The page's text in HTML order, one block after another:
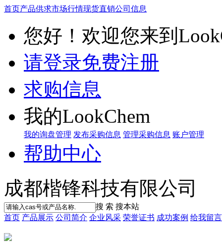
首页产品供求市场行情现货直销公司信息
您好！欢迎您来到
请登录免费注册
求购信息
我的LookChem
我的询盘管理 发布采购信息 管理采购信息 账户管理
帮助中心
成都楷锋科技有限公司
搜 索 搜本站
首页 产品展示 公司简介 企业风采 荣誉证书 成功案例 给我留言